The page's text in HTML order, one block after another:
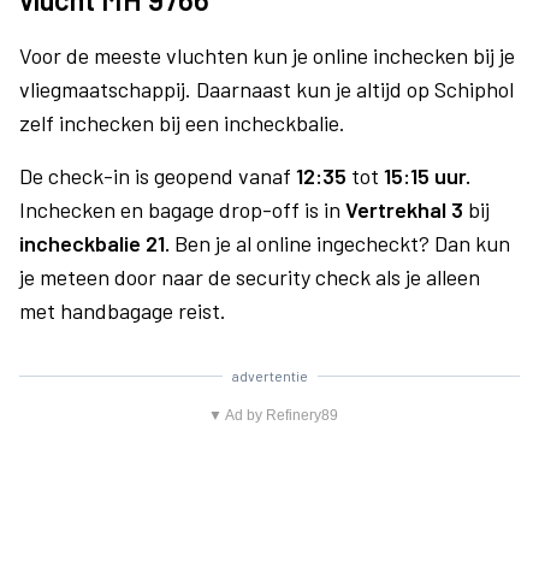
Voor de meeste vluchten kun je online inchecken bij je
vliegmaatschappij. Daarnaast kun je altijd op Schiphol
zelf inchecken bij een incheckbalie.
De check-in is geopend vanaf 12:35 tot 15:15 uur.
Inchecken en bagage drop-off is in Vertrekhal 3 bij
incheckbalie 21. Ben je al online ingecheckt? Dan kun
je meteen door naar de security check als je alleen
met handbagage reist.
advertentie
▼ Ad by Refinery89